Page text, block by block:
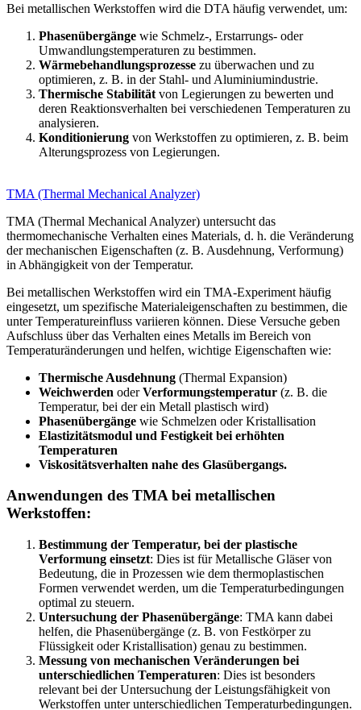
Bei metallischen Werkstoffen wird die DTA häufig verwendet, um:
Phasenübergänge wie Schmelz-, Erstarrungs- oder
Umwandlungstemperaturen zu bestimmen.
Wärmebehandlungsprozesse zu überwachen und zu
optimieren, z. B. in der Stahl- und Aluminiumindustrie.
Thermische Stabilität von Legierungen zu bewerten und
deren Reaktionsverhalten bei verschiedenen Temperaturen zu
analysieren.
Konditionierung von Werkstoffen zu optimieren, z. B. beim
Alterungsprozess von Legierungen.
TMA (Thermal Mechanical Analyzer)
TMA (Thermal Mechanical Analyzer) untersucht das
thermomechanische Verhalten eines Materials, d. h. die Veränderung
der mechanischen Eigenschaften (z. B. Ausdehnung, Verformung)
in Abhängigkeit von der Temperatur.
Bei metallischen Werkstoffen wird ein TMA-Experiment häufig
eingesetzt, um spezifische Materialeigenschaften zu bestimmen, die
unter Temperatureinfluss variieren können. Diese Versuche geben
Aufschluss über das Verhalten eines Metalls im Bereich von
Temperaturänderungen und helfen, wichtige Eigenschaften wie:
Thermische Ausdehnung (Thermal Expansion)
Weichwerden oderVerformungstemperatur (z. B. die
Temperatur, bei der ein Metall plastisch wird)
Phasenübergänge wie Schmelzen oder Kristallisation
Elastizitätsmodul und Festigkeit bei erhöhten
Temperaturen
Viskositätsverhalten nahe des Glasübergangs.
Anwendungen des TMA bei metallischen
Werkstoffen:
Bestimmung der Temperatur, bei der plastische
Verformung einsetzt: Dies ist für Metallische Gläser von
Bedeutung, die in Prozessen wie dem thermoplastischen
Formen verwendet werden, um die Temperaturbedingungen
optimal zu steuern.
Untersuchung der Phasenübergänge: TMA kann dabei
helfen, die Phasenübergänge (z. B. von Festkörper zu
Flüssigkeit oder Kristallisation) genau zu bestimmen.
Messung von mechanischen Veränderungen bei
unterschiedlichen Temperaturen: Dies ist besonders
relevant bei der Untersuchung der Leistungsfähigkeit von
Werkstoffen unter unterschiedlichen Temperaturbedingungen.